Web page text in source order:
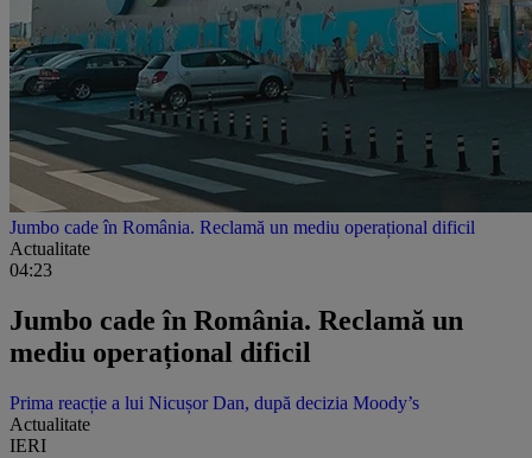
Jumbo cade în România. Reclamă un mediu operațional dificil
Actualitate
04:23
Jumbo cade în România. Reclamă un
mediu operațional dificil
Prima reacție a lui Nicușor Dan, după decizia Moody’s
Actualitate
IERI